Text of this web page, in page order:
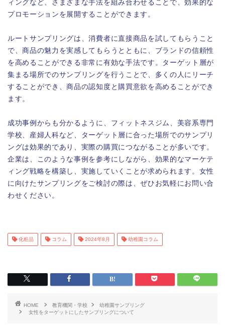
ィングなど、さまざまな手法を組み合わせることで、効果的な
プロモーションを展開することができます。
ルートサンプリングは、消費者に直接商品を試してもらうこと
で、商品の魅力を実感してもらうとともに、ブランドの信頼性
を高めることができる非常に有効な手法です。ターゲット層が
集まる場所でのサンプリングを行うことで、多くの人にリーチ
することができ、商品の認知度と購買意欲を高めることができ
ます。
成功事例からも分かるように、フィットネスジム、美容系専門
学校、産婦人科など、ターゲット層に合った場所でのサンプリ
ングは効果的であり、実際の購買につながることが多いです。
企業は、このような事例を参考にしながら、効果的なマーケテ
ィング戦略を構築し、実施していくことが求められます。女性
に向けたサンプリングをご検討の際は、ぜひお気軽にお問い合
わせください。
化粧品 コラム 2024年8月 幼稚園コラム
HOME 教育機関・学校
幼稚園サンプリング
女性をターゲットにしたサンプリングについて